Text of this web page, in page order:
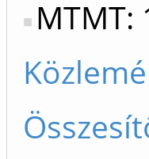
MTMT: